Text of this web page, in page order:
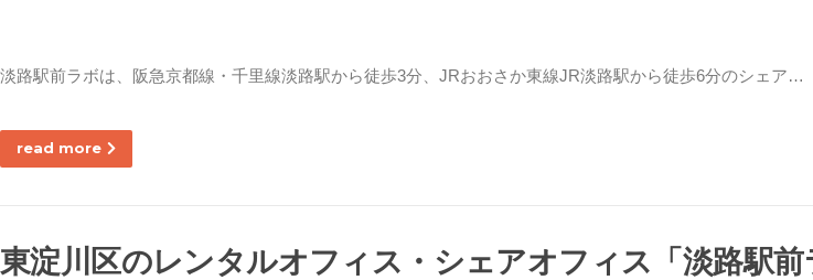
淡路駅前ラボは、阪急京都線・千里線淡路駅から徒歩3分、JRおおさか東線JR淡路駅から徒歩6分のシェア…
read more
東淀川区のレンタルオフィス・シェアオフィス「淡路駅前